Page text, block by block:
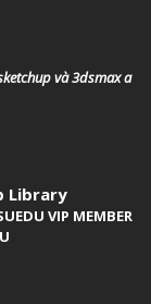
và 3dsmax a
Library
VIP MEMBER